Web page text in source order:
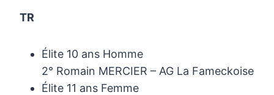
TR
Élite 10 ans Homme
2° Romain MERCIER – AG La Fameckoise
Élite 11 ans Femme